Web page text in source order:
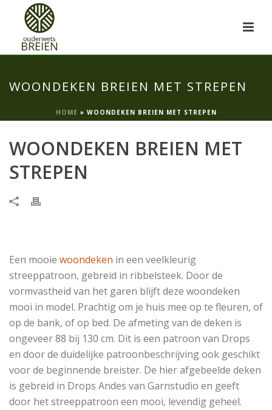
WOONDEKEN BREIEN MET STREPEN
HOME » WOONDEKEN BREIEN MET STREPEN
WOONDEKEN BREIEN MET
STREPEN
Een mooie woondeken in een veelkleurig
streeppatroon, gebreid in ribbelsteek. Door de
vormvastheid van het garen blijft deze woondeken
mooi in model. Prachtig om je huis mee op te fleuren, of
op de bank, of op bed. De afmeting van de deken is
ongeveer 88 bij 130 cm. Dit is een patroon van Drops
en door de duidelijke patroonbeschrijving ook geschikt
voor de beginnende breister. De hier afgebeelde deken
is gebreid in Drops Andes van Garnstudio en geeft
door het streeppatroon een mooi, levendig geheel.